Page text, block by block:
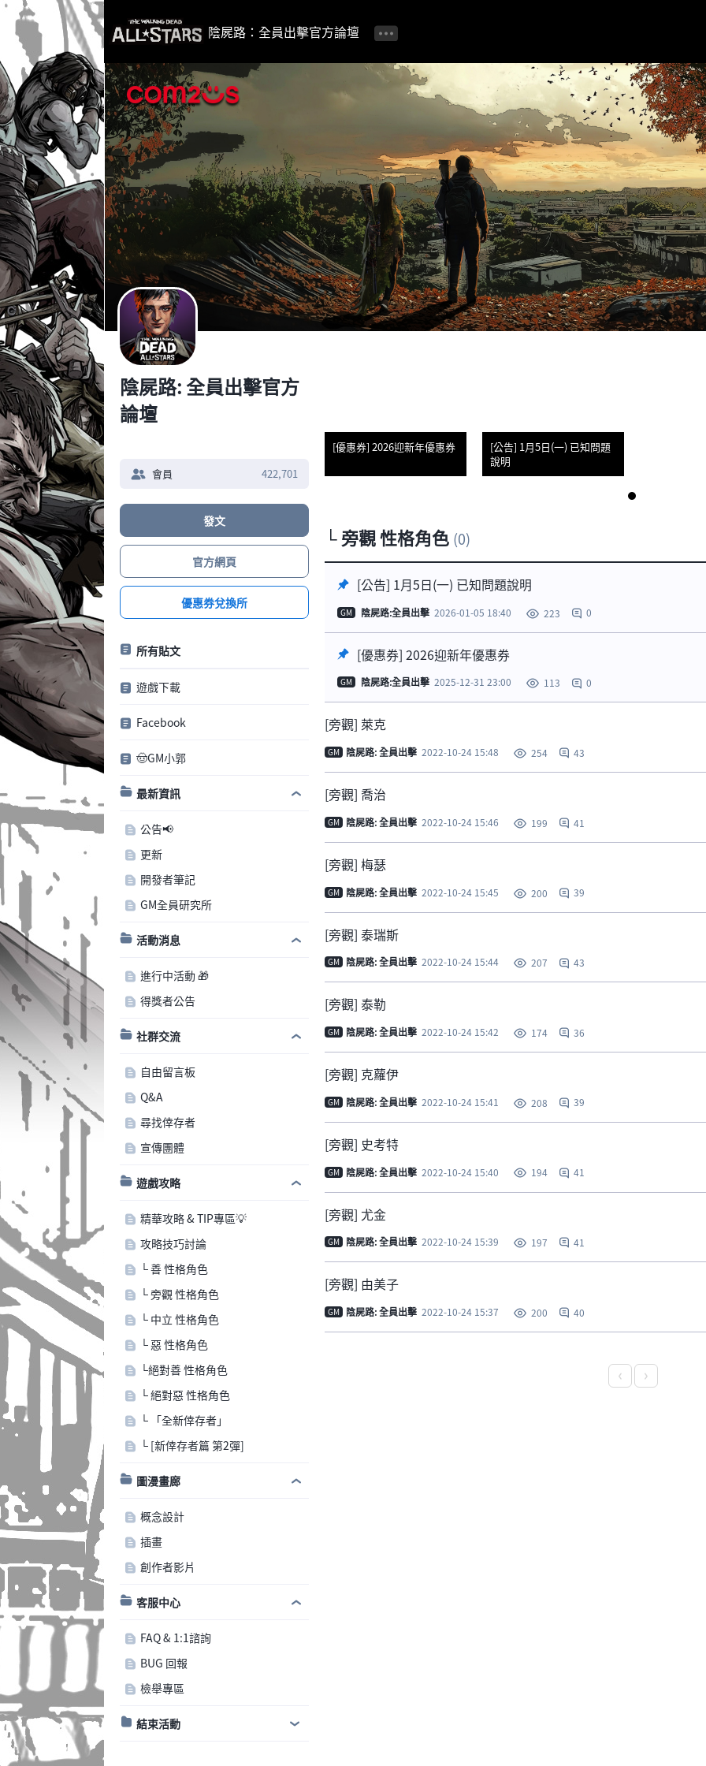
o
C
o
n
t
e
n
t
陰屍路：全員出擊官方論壇
公告📢 進行中活動 🎁 自由留言板 精華攻略 & TIP專區
陰屍路: 全員出擊官方
論壇
會員 422,701
發文
官方網頁
優惠券兌換所
所有貼文
遊戲下載
Facebook
🤠GM小郭
最新資訊
公告📢
更新
開發者筆記
GM全員研究所
活動消息
進行中活動 🎁
得獎者公告
社群交流
自由留言板
Q&A
尋找倖存者
宣傳團體
遊戲攻略
精華攻略 & TIP專區💡
攻略技巧討論
└ 善 性格角色
└ 旁觀 性格角色
└ 中立 性格角色
└ 惡 性格角色
└絕對善 性格角色
└ 絕對惡 性格角色
└ 「全新倖存者」
└ [新倖存者篇 第2彈]
圖漫畫廊
概念設計
插畫
創作者影片
客服中心
FAQ & 1:1諮詢
BUG 回報
檢舉專區
結束活動
[優惠券] 2026迎新年優惠券
[公告] 1月5日(一) 已知問題
說明
└ 旁觀 性格角色 (0)
[公告] 1月5日(一) 已知問題說明
GM 陰屍路:全員出擊 2026-01-05 18:40 223 0
[優惠券] 2026迎新年優惠券
GM 陰屍路:全員出擊 2025-12-31 23:00 113 0
[旁觀] 萊克
GM 陰屍路: 全員出擊 2022-10-24 15:48 254 43
[旁觀] 喬治
GM 陰屍路: 全員出擊 2022-10-24 15:46 199 41
[旁觀] 梅瑟
GM 陰屍路: 全員出擊 2022-10-24 15:45 200 39
[旁觀] 泰瑞斯
GM 陰屍路: 全員出擊 2022-10-24 15:44 207 43
[旁觀] 泰勒
GM 陰屍路: 全員出擊 2022-10-24 15:42 174 36
[旁觀] 克蘿伊
GM 陰屍路: 全員出擊 2022-10-24 15:41 208 39
[旁觀] 史考特
GM 陰屍路: 全員出擊 2022-10-24 15:40 194 41
[旁觀] 尤金
GM 陰屍路: 全員出擊 2022-10-24 15:39 197 41
[旁觀] 由美子
GM 陰屍路: 全員出擊 2022-10-24 15:37 200 40